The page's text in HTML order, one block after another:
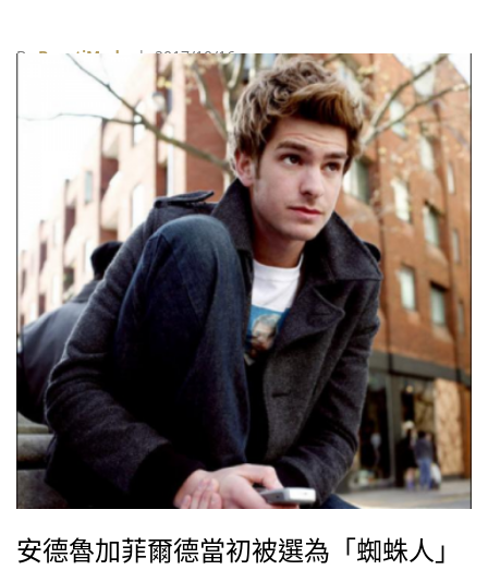
Gyllenhaal），甚至是「X教授」詹姆斯麥艾維（James
McAvoy），這些高顏值男星接連挑戰「輪椅戲」，用
演技征服影迷。
By BeautiMode | 2017/10/16
安德魯加菲爾德當初被選為「蜘蛛人」